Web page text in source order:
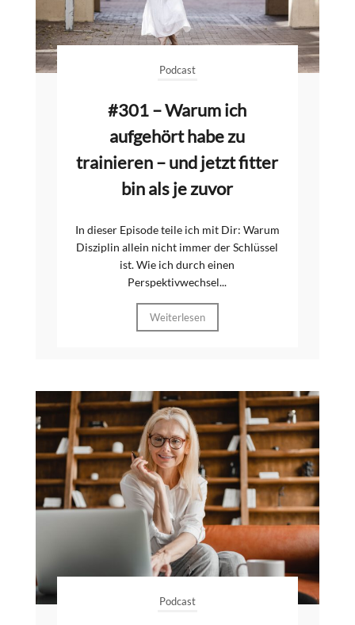
Podcast
#301 – Warum ich
aufgehört habe zu
trainieren – und jetzt fitter
bin als je zuvor
In dieser Episode teile ich mit Dir: Warum
Disziplin allein nicht immer der Schlüssel
ist. Wie ich durch einen
Perspektivwechsel...
Weiterlesen
Podcast